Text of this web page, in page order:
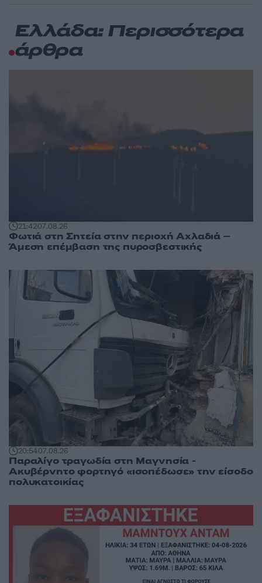
Ελλάδα: Περισσότερα
άρθρα
21:4207.08.26
Φωτιά στη Σητεία στην περιοχή Αχλαδιά –
Άμεση επέμβαση της πυροσβεστικής
20:5407.08.26
Παραλίγο τραγωδία στη Μαγνησία -
Ακυβέρνητο φορτηγό «ισοπέδωσε» την είσοδο
πολυκατοικίας